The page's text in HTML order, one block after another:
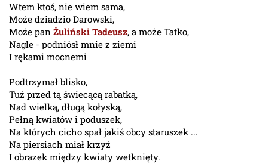
Wtem ktoś, nie wiem sama,
Może dziadzio Darowski,
Może pan Żuliński Tadeusz, a może Tatko,
Nagle - podniósł mnie z ziemi
I rękami mocnemi
Podtrzymał blisko,
Tuż przed tą świecącą rabatką,
Nad wielką, długą kołyską,
Pełną kwiatów i poduszek,
Na których cicho spał jakiś obcy staruszek ...
Na piersiach miał krzyż
I obrazek między kwiaty wetknięty.